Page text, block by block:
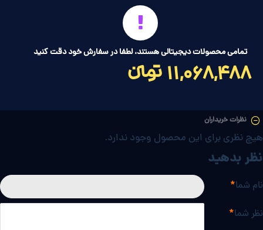
11,068,488 تومانءءء
تمامی محصولات دیجیتالی هستند، لطفا در سفارش خود دقت کنید
نظرات خریداران
هیچ نظری برای این محصول وجود ندارد.
نظر بدهید
نام شما
نظر شما